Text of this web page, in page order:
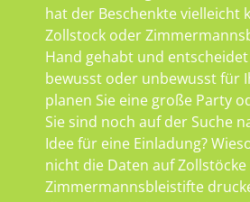
hat der Beschenkte vielleicht
Zollstock oder
Hand gehabt und
bewusst oder unbewusst für
planen Sie eine große Party
Sie sind noch auf der Suche
Idee für eine Einladung?
nicht die Daten auf
Zimmermannsbleistifte